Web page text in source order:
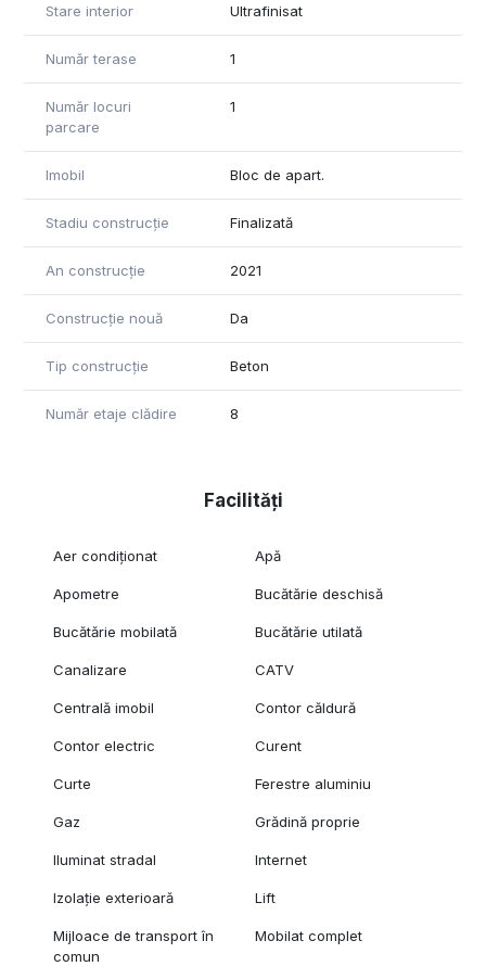
Stare interior Ultrafinisat
Număr terase 1
Număr locuri
parcare
1
Imobil Bloc de apart.
Stadiu construcție Finalizată
An construcție 2021
Construcție nouă Da
Tip construcție Beton
Număr etaje clădire 8
Facilități
Aer condiționat Apă
Apometre Bucătărie deschisă
Bucătărie mobilată Bucătărie utilată
Canalizare CATV
Centrală imobil Contor căldură
Contor electric Curent
Curte Ferestre aluminiu
Gaz Grădină proprie
Iluminat stradal Internet
Izolație exterioară Lift
Mijloace de transport în
comun
Mobilat complet